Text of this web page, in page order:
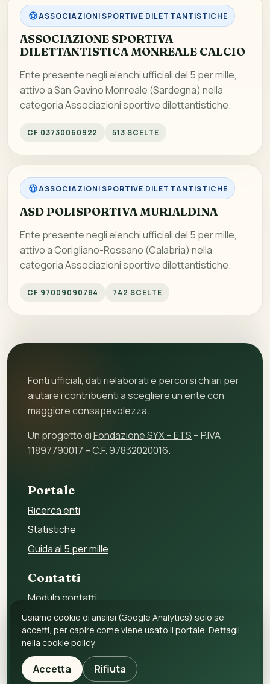
ASSOCIAZIONI SPORTIVE DILETTANTISTICHE
ASSOCIAZIONE SPORTIVA
DILETTANTISTICA MONREALE CALCIO
Ente presente negli elenchi ufficiali del 5 per mille,
attivo a San Gavino Monreale (Sardegna) nella
categoria Associazioni sportive dilettantistiche.
CF 03730060922 513 SCELTE
ASSOCIAZIONI SPORTIVE DILETTANTISTICHE
ASD POLISPORTIVA MURIALDINA
Ente presente negli elenchi ufficiali del 5 per mille,
attivo a Corigliano-Rossano (Calabria) nella
categoria Associazioni sportive dilettantistiche.
CF 97009090784 742 SCELTE
Fonti ufficiali, dati rielaborati e percorsi chiari per
aiutare i contribuenti a scegliere un ente con
maggiore consapevolezza.
Un progetto diFondazione SYX – ETS – P.IVA
11897790017 – C.F. 97832020016.
Portale
Ricerca enti
Statistiche
Guida al 5 per mille
Contatti
Modulo contatti
Per gli enti
Per i fornitori
Privacy policy
Cookie policy
Usiamo cookie di analisi (Google Analytics) solo se
accetti, per capire come viene usato il portale. Dettagli
nella cookie policy.
Accetta Rifiuta